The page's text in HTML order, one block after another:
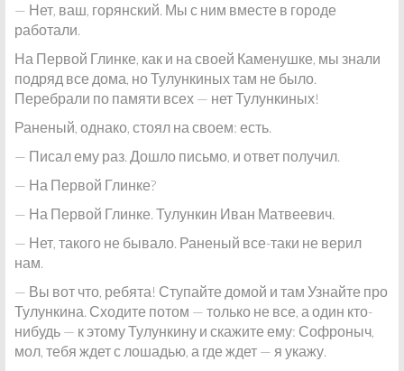
— Нет, ваш, горянский. Мы с ним вместе в городе
работали.
На Первой Глинке, как и на своей Каменушке, мы знали
подряд все дома, но Тулункиных там не было.
Перебрали по памяти всех — нет Тулункиных!
Раненый, однако, стоял на своем: есть.
— Писал ему раз. Дошло письмо, и ответ получил.
— На Первой Глинке?
— На Первой Глинке. Тулункин Иван Матвеевич.
— Нет, такого не бывало. Раненый все-таки не верил
нам.
— Вы вот что, ребята! Ступайте домой и там Узнайте про
Тулункина. Сходите потом — только не все, а один кто-
нибудь — к этому Тулункину и скажите ему: Софроныч,
мол, тебя ждет с лошадью, а где ждет — я укажу.